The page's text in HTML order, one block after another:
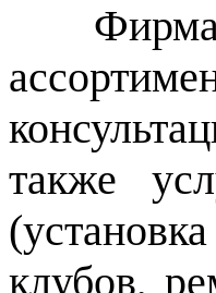
Фирма
также
клубов,